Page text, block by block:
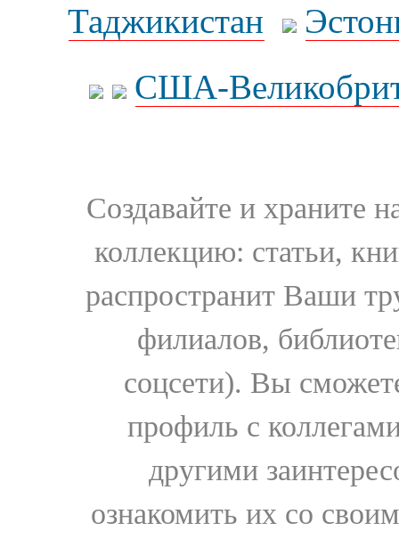
Таджикистан
США-
Создавайте и храните
коллекцию: статьи,
распространит Ваши
филиалов,
соцсети). Вы
профиль с
другими
ознакомить их со